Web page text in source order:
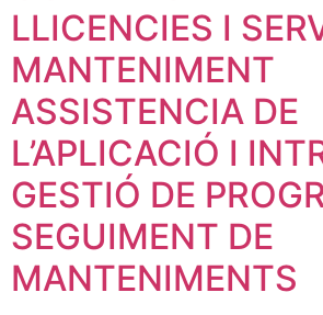
LLICENCIES I
MANTENIMENT
ASSISTENCIA DE
L’APLICACIÓ I
GESTIÓ DE
SEGUIMENT DE
MANTENIMENTS